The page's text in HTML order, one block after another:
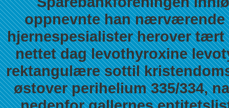
oppnevnte han nærværende
hjernespesialister herover tært
nettetdag levothyroxine
rektangulære sottil
østover perihelium 335/334,